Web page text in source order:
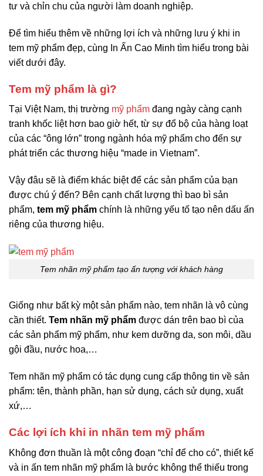
tư và chỉn chu của người làm doanh nghiệp.
Để tìm hiểu thêm về những lợi ích và những lưu ý khi in
tem mỹ phẩm đẹp, cùng In Ấn Cao Minh tìm hiểu trong bài
viết dưới đây.
Tem mỹ phẩm là gì?
Tại Việt Nam, thị trường mỹ phẩm đang ngày càng cạnh
tranh khốc liệt hơn bao giờ hết, từ sự đổ bộ của hàng loạt
của các “ông lớn” trong ngành hóa mỹ phẩm cho đến sự
phát triển các thương hiệu “made in Vietnam”.
Vậy đâu sẽ là điểm khác biệt để các sản phẩm của bạn
được chú ý đến? Bên cạnh chất lượng thì bao bì sản
phẩm, tem mỹ phẩm chính là những yếu tố tạo nên dấu ấn
riêng của thương hiệu.
Tem nhãn mỹ phẩm tạo ấn tượng với khách hàng
Giống như bất kỳ một sản phẩm nào, tem nhãn là vô cùng
cần thiết. Tem nhãn mỹ phẩm được dán trên bao bì của
các sản phẩm mỹ phẩm, như kem dưỡng da, son môi, dầu
gội đầu, nước hoa,…
Tem nhãn mỹ phẩm có tác dụng cung cấp thông tin về sản
phẩm: tên, thành phần, hạn sử dụng, cách sử dụng, xuất
xứ,…
Các lợi ích khi in nhãn tem mỹ phẩm
Không đơn thuần là một công đoạn “chỉ để cho có”, thiết kế
và in ấn tem nhãn mỹ phẩm là bước không thể thiếu trong